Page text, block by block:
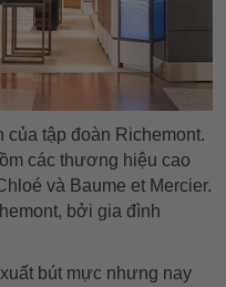
của tập đoàn Richemont.
các thương hiệu cao
và Baume et Mercier.
bởi gia đình
bút mực nhưng nay